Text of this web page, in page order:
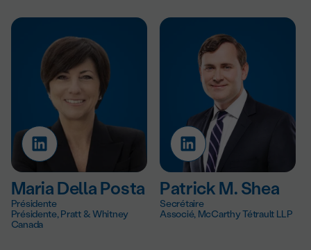
Maria Della Posta
Présidente
Présidente, Pratt & Whitney
Canada
Patrick M. Shea
Secrétaire
Associé, McCarthy Tétrault LLP